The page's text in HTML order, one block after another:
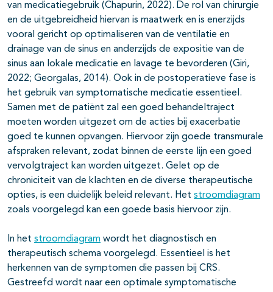
van medicatiegebruik (Chapurin, 2022). De rol van chirurgie
en de uitgebreidheid hiervan is maatwerk en is enerzijds
vooral gericht op optimaliseren van de ventilatie en
drainage van de sinus en anderzijds de expositie van de
sinus aan lokale medicatie en lavage te bevorderen (Giri,
2022; Georgalas, 2014). Ook in de postoperatieve fase is
het gebruik van symptomatische medicatie essentieel.
Samen met de patiënt zal een goed behandeltraject
moeten worden uitgezet om de acties bij exacerbatie
goed te kunnen opvangen. Hiervoor zijn goede transmurale
afspraken relevant, zodat binnen de eerste lijn een goed
vervolgtraject kan worden uitgezet. Gelet op de
chroniciteit van de klachten en de diverse therapeutische
opties, is een duidelijk beleid relevant. Het stroomdiagram
zoals voorgelegd kan een goede basis hiervoor zijn.
In het stroomdiagram wordt het diagnostisch en
therapeutisch schema voorgelegd. Essentieel is het
herkennen van de symptomen die passen bij CRS.
Gestreefd wordt naar een optimale symptomatische